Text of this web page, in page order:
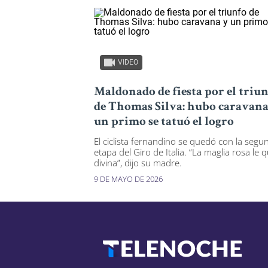
VIDEO
Maldonado de fiesta por el
de Thomas Silva: hubo
un primo se tatuó el logro
El ciclista fernandino se quedó con la
etapa del Giro de Italia. “La maglia rosa le
divina”, dijo su madre.
9 DE MAYO DE 2026